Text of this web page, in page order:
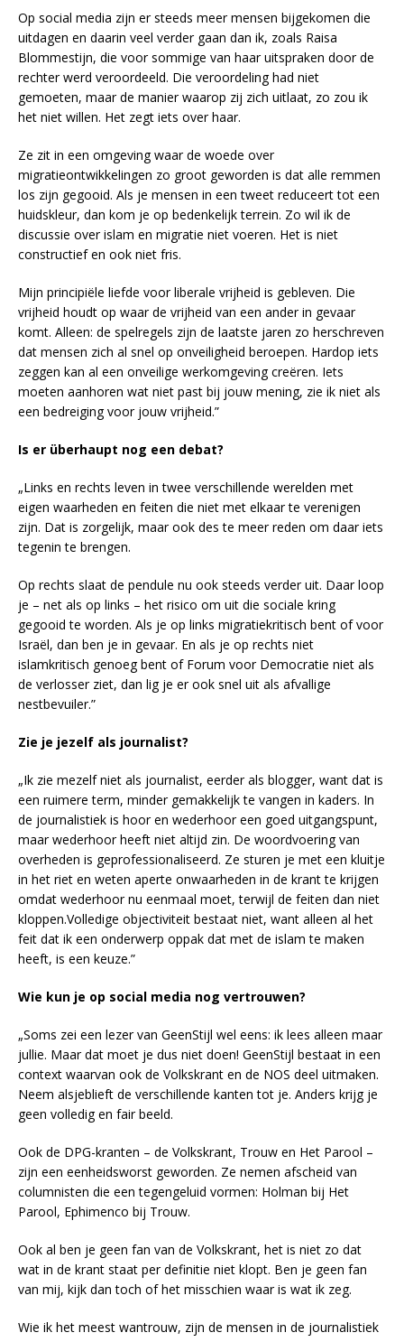
Op social media zijn er steeds meer mensen bijgekomen die
uitdagen en daarin veel verder gaan dan ik, zoals Raisa
Blommestijn, die voor sommige van haar uitspraken door de
rechter werd veroordeeld. Die veroordeling had niet
gemoeten, maar de manier waarop zij zich uitlaat, zo zou ik
het niet willen. Het zegt iets over haar.
Ze zit in een omgeving waar de woede over
migratieontwikkelingen zo groot geworden is dat alle remmen
los zijn gegooid. Als je mensen in een tweet reduceert tot een
huidskleur, dan kom je op bedenkelijk terrein. Zo wil ik de
discussie over islam en migratie niet voeren. Het is niet
constructief en ook niet fris.
Mijn principiële liefde voor liberale vrijheid is gebleven. Die
vrijheid houdt op waar de vrijheid van een ander in gevaar
komt. Alleen: de spelregels zijn de laatste jaren zo herschreven
dat mensen zich al snel op onveiligheid beroepen. Hardop iets
zeggen kan al een onveilige werkomgeving creëren. Iets
moeten aanhoren wat niet past bij jouw mening, zie ik niet als
een bedreiging voor jouw vrijheid.”
Is er überhaupt nog een debat?
„Links en rechts leven in twee verschillende werelden met
eigen waarheden en feiten die niet met elkaar te verenigen
zijn. Dat is zorgelijk, maar ook des te meer reden om daar iets
tegenin te brengen.
Op rechts slaat de pendule nu ook steeds verder uit. Daar loop
je – net als op links – het risico om uit die sociale kring
gegooid te worden. Als je op links migratiekritisch bent of voor
Israël, dan ben je in gevaar. En als je op rechts niet
islamkritisch genoeg bent of Forum voor Democratie niet als
de verlosser ziet, dan lig je er ook snel uit als afvallige
nestbevuiler.”
Zie je jezelf als journalist?
„Ik zie mezelf niet als journalist, eerder als blogger, want dat is
een ruimere term, minder gemakkelijk te vangen in kaders. In
de journalistiek is hoor en wederhoor een goed uitgangspunt,
maar wederhoor heeft niet altijd zin. De woordvoering van
overheden is geprofessionaliseerd. Ze sturen je met een kluitje
in het riet en weten aperte onwaarheden in de krant te krijgen
omdat wederhoor nu eenmaal moet, terwijl de feiten dan niet
kloppen.Volledige objectiviteit bestaat niet, want alleen al het
feit dat ik een onderwerp oppak dat met de islam te maken
heeft, is een keuze.”
Wie kun je op social media nog vertrouwen?
„Soms zei een lezer van GeenStijl wel eens: ik lees alleen maar
jullie. Maar dat moet je dus niet doen! GeenStijl bestaat in een
context waarvan ook de Volkskrant en de NOS deel uitmaken.
Neem alsjeblieft de verschillende kanten tot je. Anders krijg je
geen volledig en fair beeld.
Ook de DPG-kranten – de Volkskrant, Trouw en Het Parool –
zijn een eenheidsworst geworden. Ze nemen afscheid van
columnisten die een tegengeluid vormen: Holman bij Het
Parool, Ephimenco bij Trouw.
Ook al ben je geen fan van de Volkskrant, het is niet zo dat
wat in de krant staat per definitie niet klopt. Ben je geen fan
van mij, kijk dan toch of het misschien waar is wat ik zeg.
Wie ik het meest wantrouw, zijn de mensen in de journalistiek